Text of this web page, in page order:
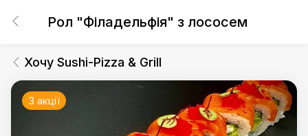
Рол "Філадельфія" з лососем
Хочу Sushi-Pizza & Grill
3 акції